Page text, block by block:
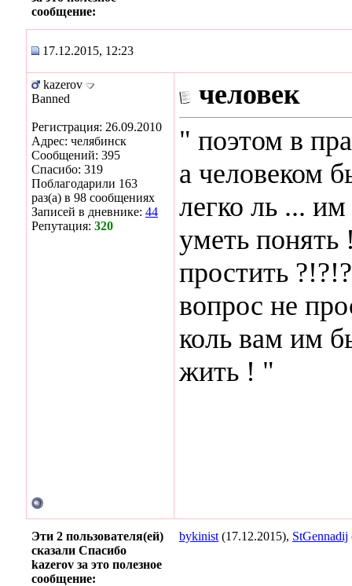
сообщение:
17.12.2015, 12:23
kazerov
Banned
Регистрация: 26.09.2010
Адрес: челябинск
Сообщений: 395
Спасибо: 319
Поблагодарили 163
раз(а) в 98 сообщениях
Записей в дневнике: 44
Репутация: 320
человек
" поэтом в
а человеком
легко ль ...
уметь
простить
вопрос не
коль вам им
жить ! "
Эти 2 пользователя(ей)
сказали Спасибо
kazerov за это полезное
сообщение:
bykinist (17.12.2015), StGennadij